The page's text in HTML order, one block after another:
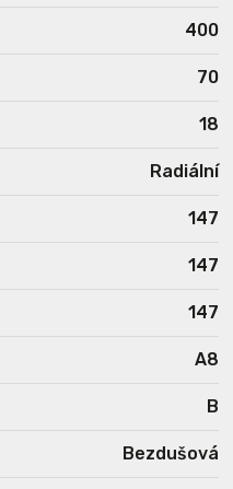
400
70
18
Radiální
147
147
147
A8
B
Bezdušová